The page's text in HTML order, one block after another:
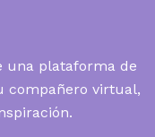
una plataforma de
compañero virtual,